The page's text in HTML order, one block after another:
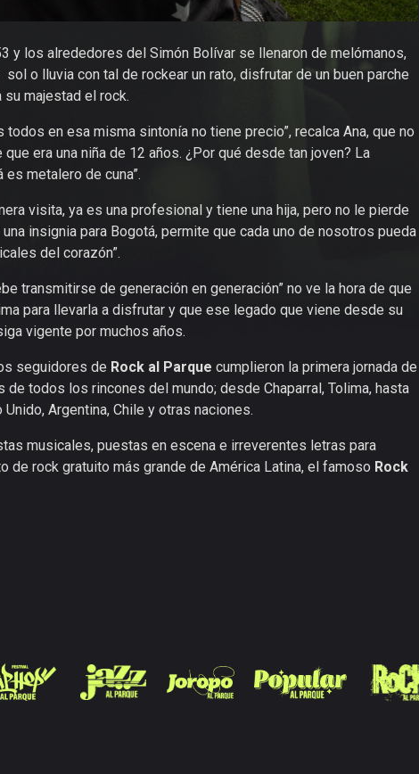
y los alrededores del Simón Bolívar se llenaron de melómanos,
o lluvia con tal de rockear un rato, disfrutar de un buen parche
majestad el rock.
en esa misma sintonía no tiene precio”, recalca Ana, que no
que era una niña de 12 años. ¿Por qué desde tan joven? La
metalero de cuna”.
visita, ya es una profesional y tiene una hija, pero no le pierde
insignia para Bogotá, permite que cada uno de nosotros pueda
del corazón”.
transmitirse de generación en generación” no ve la hora de que
para llevarla a disfrutar y que ese legado que viene desde su
vigente por muchos años.
seguidores de Rock al Parque cumplieron la primera jornada de
de todos los rincones del mundo; desde Chaparral, Tolima, hasta
Argentina, Chile y otras naciones.
musicales, puestas en escena e irreverentes letras para
de rock gratuito más grande de América Latina, el famoso Rock